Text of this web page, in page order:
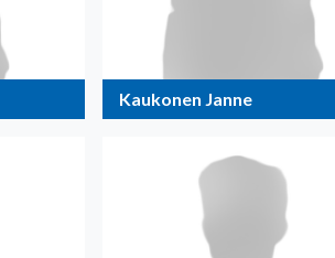
Kaukonen Janne